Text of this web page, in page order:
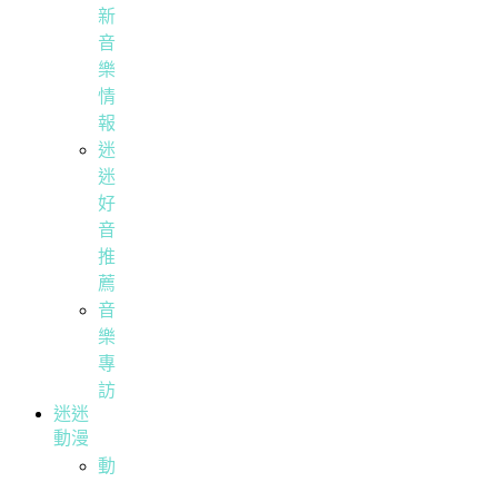
新
音
樂
情
報
迷
迷
好
音
推
薦
音
樂
專
訪
迷迷
動漫
動